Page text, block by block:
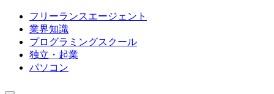
フリーランスエージェント
業界知識
プログラミングスクール
独立・起業
パソコン